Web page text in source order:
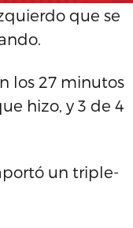
que se
los 27 minutos
hizo, y 3 de 4
un triple-